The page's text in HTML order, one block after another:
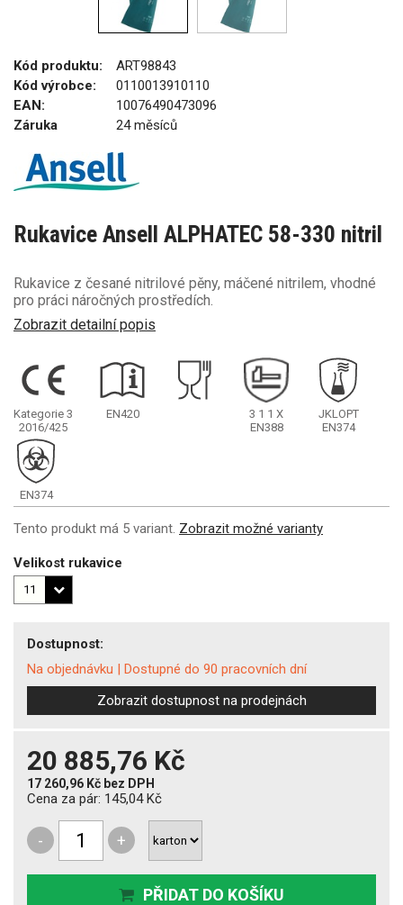
Kód produktu:
ART98843
Kód výrobce:
0110013910110
EAN:
10076490473096
Záruka
24 měsíců
Rukavice Ansell ALPHATEC 58-330 nitril
Rukavice z česané nitrilové pěny, máčené nitrilem, vhodné
pro práci náročných prostředích.
Zobrazit detailní popis
Kategorie 3
2016/425
EN420 3 1 1 X
EN388
JKLOPT
EN374
EN374
Tento produkt má 5 variant. Zobrazit možné varianty
Velikost rukavice
Dostupnost:
Na objednávku | Dostupné do 90 pracovních dní
Zobrazit dostupnost na prodejnách
20 885,76 Kč
17 260,96 Kč bez DPH
Cena za pár: 145,04 Kč
- +
PŘIDAT DO KOŠÍKU